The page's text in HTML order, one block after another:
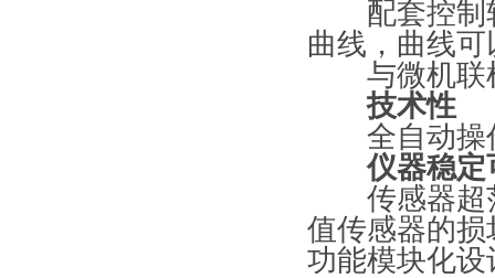
配套控制软
曲线，曲线
与微机联机
技术性
全自动操作
仪器稳定
传感器超范
值传感器的损
功能模块化